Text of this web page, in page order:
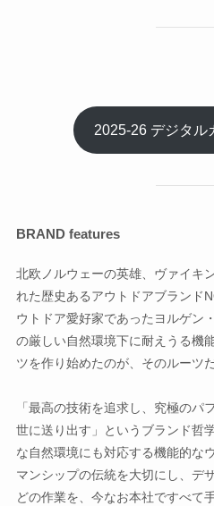
2025-26 デジタル
BRAND features
北欧ノルウェーの英雄、ヴァイキ
れた歴史あるアウトドアブランド
ウトドア愛好家であったヨルゲン
の厳しい自然環境下に耐えうる機
ツを作り始めたのが、そのルーツだ
「最高の技術を追求し、究極のパ
世に送り出す」というブランド哲
な自然環境にも対応する機能的な
マンシップの伝統を大切にし、デ
どの作業を、今なお本社ですべて